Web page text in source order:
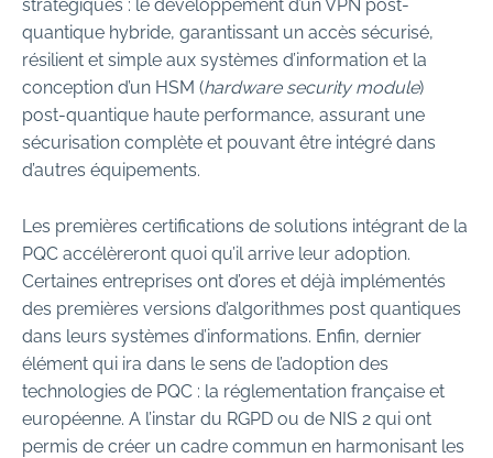
quantique hybride, garantissant un accès sécurisé,
résilient et simple aux systèmes d’information et la
conception d’un HSM (hardware security module)
post-quantique haute performance, assurant une
sécurisation complète et pouvant être intégré dans
d’autres équipements.
Les premières certifications de solutions intégrant de la
PQC accélèreront quoi qu’il arrive leur adoption.
Certaines entreprises ont d’ores et déjà implémentés
des premières versions d’algorithmes post quantiques
dans leurs systèmes d’informations. Enfin, dernier
élément qui ira dans le sens de l’adoption des
technologies de PQC : la réglementation française et
européenne. A l’instar du RGPD ou de NIS 2 qui ont
permis de créer un cadre commun en harmonisant les